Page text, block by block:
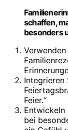
schaffen,
besonders
Integrieren
Feier.“
Entwickeln
bei